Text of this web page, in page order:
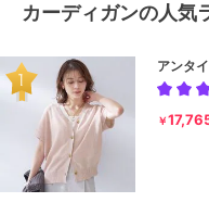
カーディガンの人気
アンタ
￥